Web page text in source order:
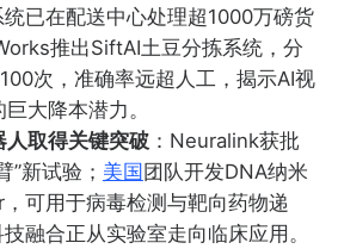
已在配送中心处理超1000万磅货
推出SiftAI土豆分拣系统，分
次，准确率远超人工，揭示AI视
大降本潜力。
人取得关键突破：Neuralink获批
”新试验； 美国 团队开发DNA纳米
可用于病毒检测与靶向药物递
融合正从实验室走向临床应用。